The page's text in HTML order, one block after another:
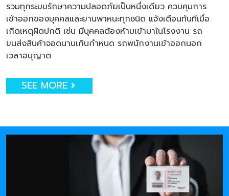
รวมทุกระบบรักษาความปลอดภัยเป็นหนึ่งเดียว ควบคุมการ
เข้าออกของบุคคลและยานพาหนะทุกชนิด แจ้งเตือนทันทีเมื่อ
เกิดเหตุผิดปกติ เช่น มีบุคคลต้องห้ามเข้ามาในโรงงาน รถ
ขนส่งสินค้าจอดนานเกินกำหนด รถพนักงานเข้าออกนอก
เวลาอนุญาต
SEE MORE